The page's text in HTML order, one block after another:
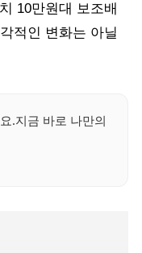
10만원대 보조배
적인 변화는 아닐
.지금 바로 나만의